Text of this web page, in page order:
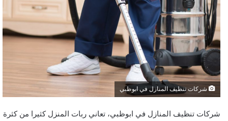
شركات تنظيف المنازل في ابوظبي
شركات تنظيف المنازل في ابوظبي، تعاني ربات المنزل كثيرا من كثرة